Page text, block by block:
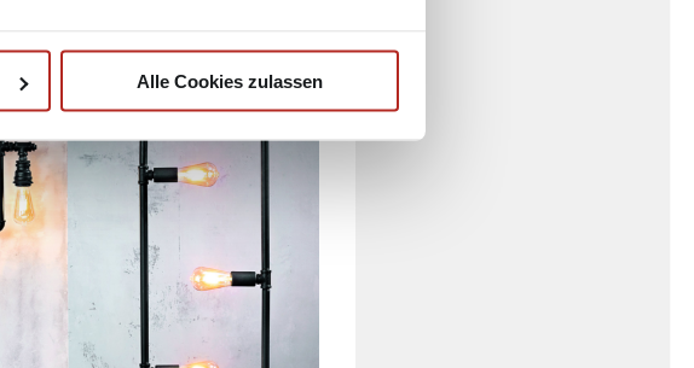
Alle Cookies zulassen